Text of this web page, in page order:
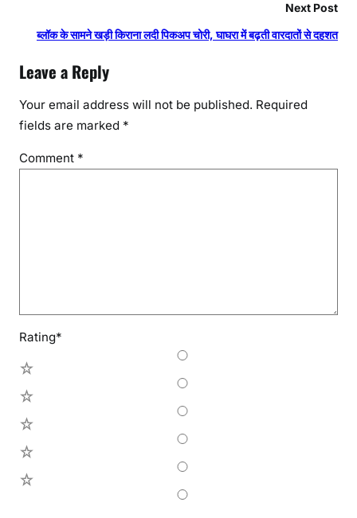
Next Post
ब्लॉक के सामने खड़ी किराना लदी पिकअप चोरी, घाघरा में बढ़ती वारदातों से दहशत
Leave a Reply
Your email address will not be published. Required
fields are marked *
Comment *
Rating*